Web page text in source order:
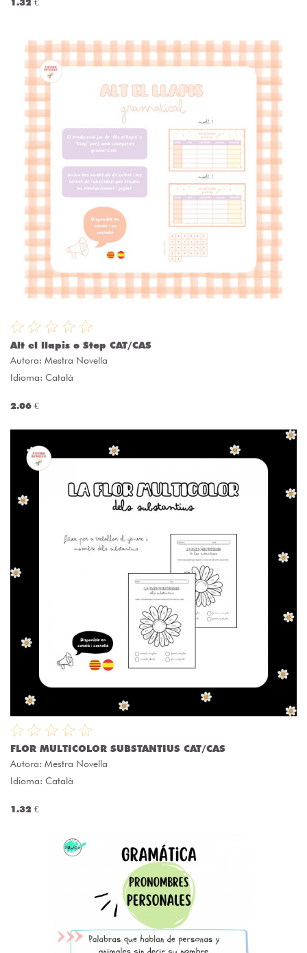
Alt el llapis o Stop CAT/CAS
Autora: Mestra Novella
Idioma: Català
2.06 €
FLOR MULTICOLOR SUBSTANTIUS CAT/CAS
Autora: Mestra Novella
Idioma: Català
1.32 €